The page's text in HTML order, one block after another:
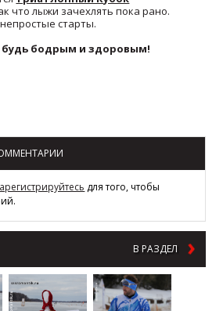
что лыжи зачехлять пока рано.
старты.
будь бодрым и здоровым!
для того, чтобы
В РАЗДЕЛ